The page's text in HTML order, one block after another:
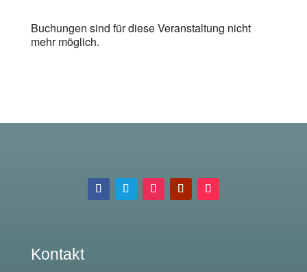
Buchungen sind für diese Veranstaltung nicht
mehr möglich.
Kontakt